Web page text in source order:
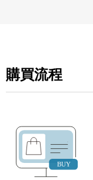
購買流程